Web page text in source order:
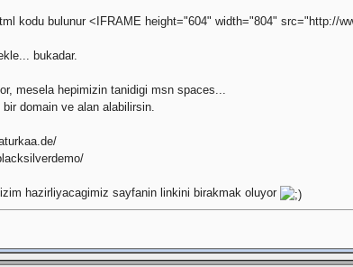
kodu bulunur <IFRAME height="604" width="804" src="http://
bukadar.
mesela hepimizin tanidigi msn spaces...
domain ve alan alabilirsin.
hazirliyacagimiz sayfanin linkini birakmak oluyor